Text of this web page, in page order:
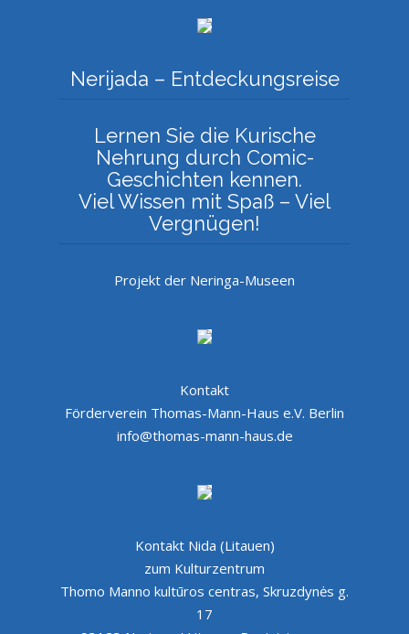
Nerijada – Entdeckungsreise
Lernen Sie die Kurische
Nehrung durch Comic-
Geschichten kennen.
Viel Wissen mit Spaß – Viel
Vergnügen!
Projekt der Neringa-Museen
Kontakt
Förderverein Thomas-Mann-Haus e.V. Berlin
info@thomas-mann-haus.de
Kontakt Nida (Litauen)
zum Kulturzentrum
Thomo Manno kultūros centras, Skruzdynės g.
17